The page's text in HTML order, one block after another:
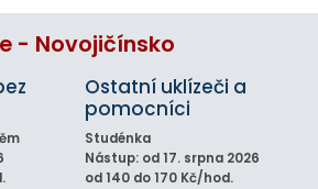
- Novojičínsko
Ostatní uklízeči a
pomocníci
Studénka
Nástup: od 17. srpna 2026
od 140 do 170 Kč/hod.